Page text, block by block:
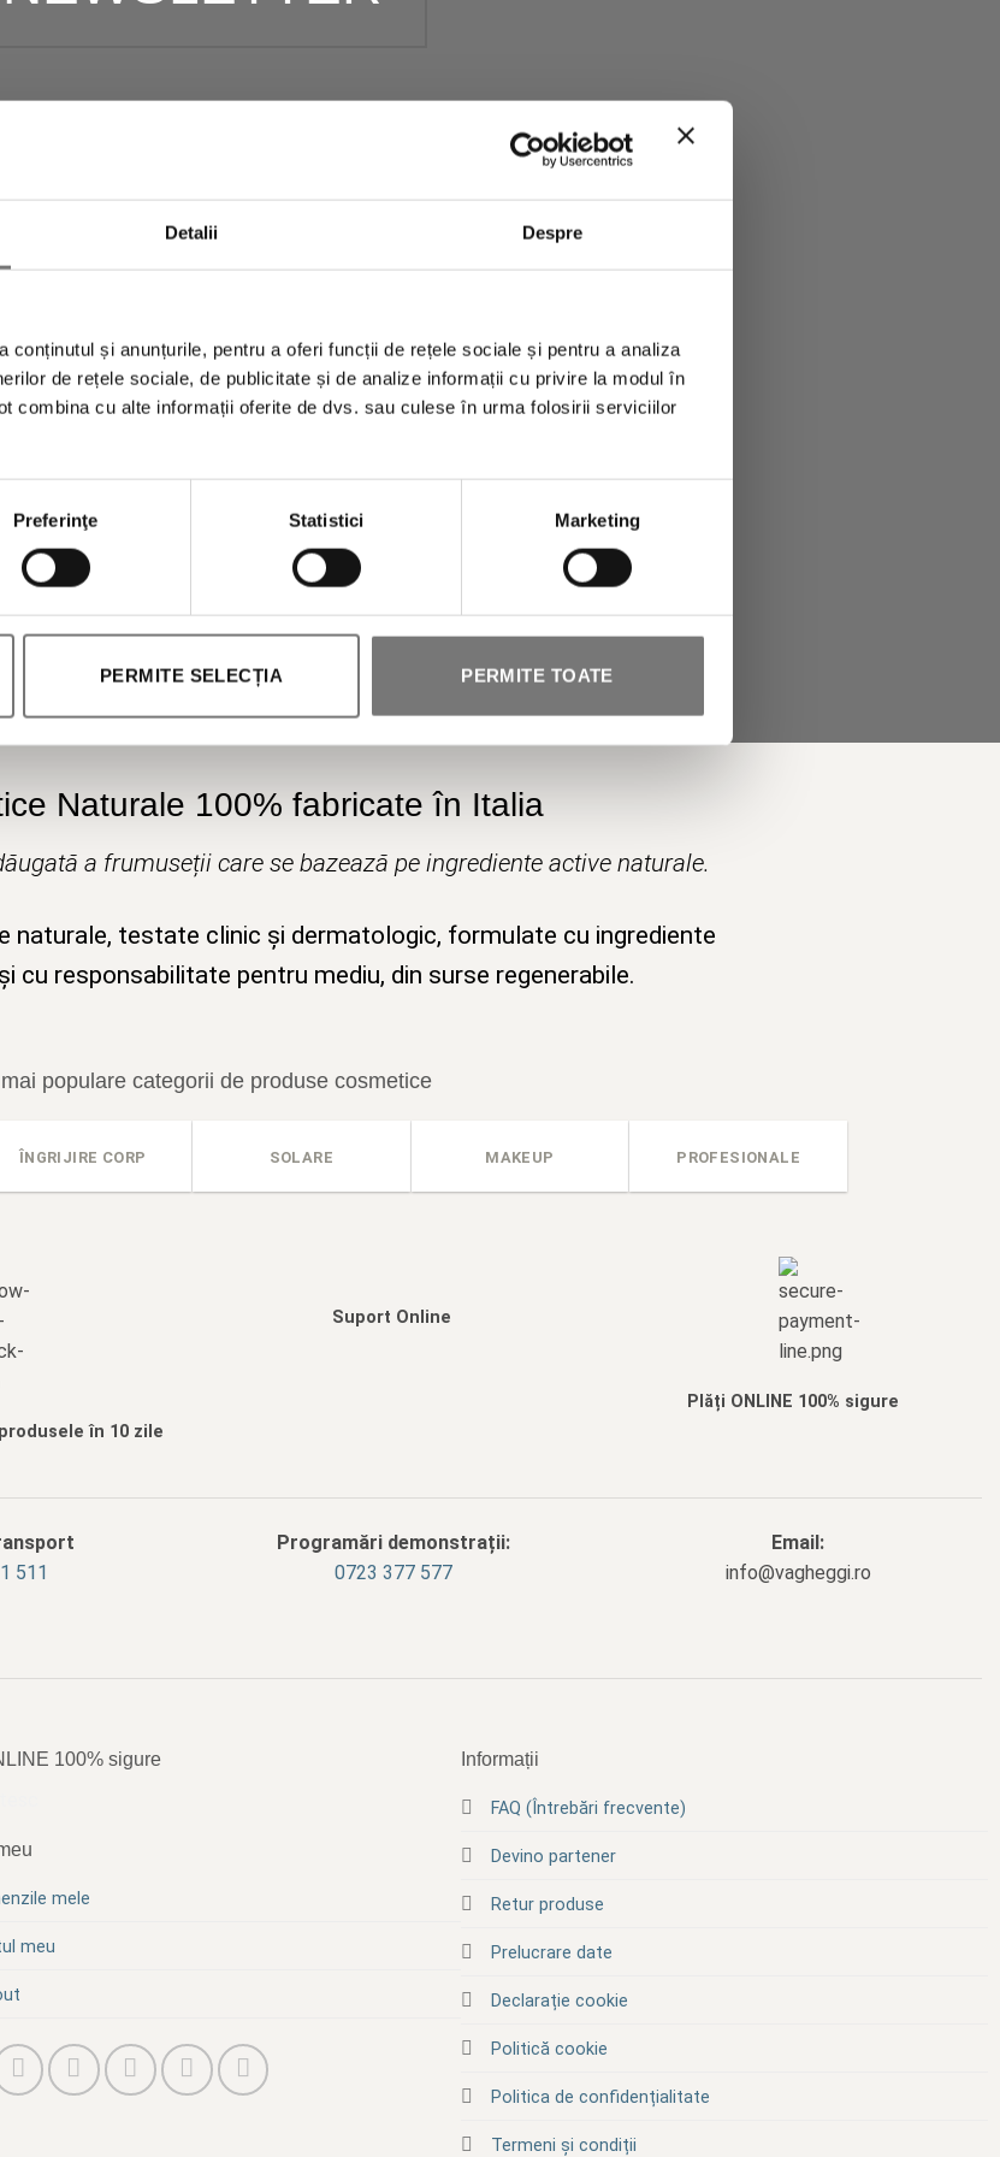
Detalii Despre
conținutul și anunțurile, pentru a oferi funcții de rețele sociale și pentru a analiza
de rețele sociale, de publicitate și de analize informații cu privire la modul în
combina cu alte informații oferite de dvs. sau culese în urma folosirii serviciilor
Preferinţe Statistici Marketing
PERMITE SELECȚIA PERMITE TOATE
pe care să-l
Autorizez prelucrarea datelor mele personale.
Naturale 100% fabricate în Italia
a frumuseții care se bazează pe ingrediente active naturale.
naturale, testate clinic și dermatologic, formulate cu ingrediente
cu responsabilitate pentru mediu, din surse regenerabile.
populare categorii de produse cosmetice
ÎNGRIJIRE CORP SOLARE MAKEUP PROFESIONALE
în 10 zile
Suport Online
Plăți ONLINE 100% sigure
511‬
Programări demonstrații:
0723 377 577
Email:
info@vagheggi.ro
100% sigure
mele
meu
Informații
FAQ (Întrebări frecvente)
Devino partener
Retur produse
Prelucrare date
Declarație cookie
Politică cookie
Politica de confidențialitate
Termeni și condiții